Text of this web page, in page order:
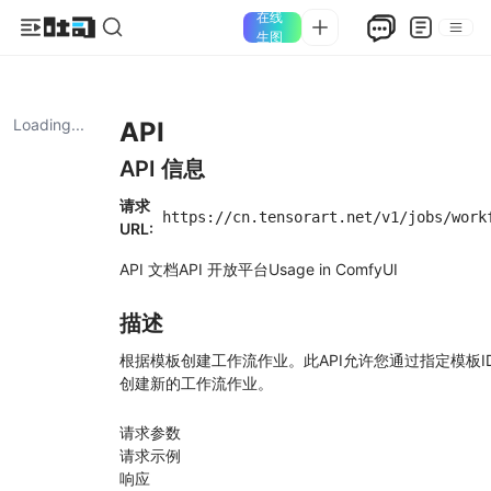
在线
生图
Loading... API
API 信息
请求
URL:
https://cn.tensorart.net/v1/jobs/
API 文档API 开放平台Usage in ComfyUI
描述
根据模板创建工作流作业。此API允许您通过指定模板
创建新的工作流作业。
请求参数
请求示例
响应